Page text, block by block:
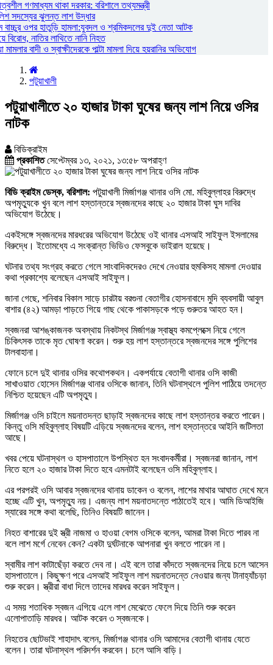
গণমাধ্যম থাকা দরকার: বরিশালে তথ্যমন্ত্রী
সদস্যের ঝুলন্ত লাশ উদ্ধার
বাচ্চুর ওপর হাতুড়ি হামলা:যুবদল ও শ্রমিকদলের দুই নেতা আটক
বিরোধ, নাতির লাথিতে নানি নিহত
বাদী ও স্বাক্ষীদেরকে পাল্টা মামলা দিয়ে হয়রানির অভিযোগ
পটুয়াখালী
পটুয়াখালীতে ২০ হাজার টাকা ঘুষের জন্য লাশ নিয়ে ওসির
নাটক
বিডিক্রাইম
প্রকাশিতসেপ্টেম্বর ১৩, ২০২১, ১৩:৫৮ অপরাহ্ণ
বিডি ক্রাইম ডেস্ক, বরিশাল: পটুয়াখালী মির্জাগঞ্জ থানার ওসি মো. মহিবুল্লাহর বিরুদ্ধে
অপমৃত্যুকে খুন বলে লাশ হস্তান্তরে স্বজনদের কাছে ২০ হাজার টাকা ঘুস দাবির
অভিযোগ উঠেছে।
একইসঙ্গে স্বজনদের মারধরের অভিযোগ উঠেছে ওই থানার এসআই সাইফুল ইসলামের
বিরুদ্ধে। ইতোমধ্যে এ সংক্রান্ত ভিডিও ফেসবুকে ভাইরাল হয়েছে।
ঘটনার তথ্য সংগ্রহ করতে গেলে সাংবাদিকদেরও দেখে নেওয়ার হুমকিসহ মামলা দেওয়ার
কথা প্রকাশ্যে বলেছেন এসআই সাইফুল।
জানা গেছে, শনিবার বিকাল সাড়ে চারটায় বরগুনা বেতাগীর হোসনাবাদে মুদি ব্যবসায়ী আবুল
বাশার (৪২) আমড়া পাড়তে গিয়ে গাছ থেকে পাকাসড়কে পড়ে গুরুতর আহত হন।
স্বজনরা আশঙ্কাজনক অবস্থায় নিকটস্থ মির্জাগঞ্জ স্বাস্থ্য কমপ্লেক্সে নিয়ে গেলে
চিকিৎসক তাকে মৃত ঘোষণা করেন। শুরু হয় লাশ হস্তান্তরে স্বজনদের সঙ্গে পুলিশের
টালবাহানা।
ফোনে চলে দুই থানার ওসির কথোপকথন। একপর্যায়ে বেতাগী থানার ওসি কাজী
সাখাওয়াত হোসেন মির্জাগঞ্জ থানার ওসিকে জানান, তিনি ঘটনাস্থলে পুলিশ পাঠিয়ে তদন্তে
নিশ্চিত হয়েছেন এটি অপমৃত্যু।
মির্জাগঞ্জ ওসি চাইলে ময়নাতদন্ত ছাড়াই স্বজনদের কাছে লাশ হস্তান্তর করতে পারেন।
কিন্তু ওসি মহিবুল্লাহ বিষয়টি এড়িয়ে স্বজনদের বলেন, লাশ হস্তান্তরে আইনি জটিলতা
আছে।
খবর পেয়ে ঘটনাস্থল ও হাসপাতালে উপস্থিত হন সংবাদকর্মীরা। স্বজনরা জানান, লাশ
নিতে হলে ২০ হাজার টাকা দিতে হবে এমনটাই বলেছেন ওসি মহিবুল্লাহ।
এর পরপরই ওসি আবার স্বজনদের থানায় ডাকেন ও বলেন, লাশের মাথার আঘাত দেখে মনে
হচ্ছে এটি খুন, অপমৃত্যু নয়। এজন্য লাশ ময়নাতদন্তে পাঠাতেই হবে। আমি ডিআইজি
স্যারের সঙ্গে কথা বলেছি, তিনিও বিষয়টি জানেন।
নিহত বাশারের দুই স্ত্রী নাজমা ও হাওয়া বেগম ওসিকে বলেন, আমরা টাকা দিতে পারব না
বলে লাশ মর্গে নেবেন কেন? একটা দুর্ঘটনাকে আপনারা খুন বলতে পারেন না।
স্বামীর লাশ কাটাছেঁড়া করতে দেব না। এই বলে তারা কাঁদতে স্বজনদের নিয়ে চলে আসেন
হাসপাতালে। কিছুক্ষণ পরে এসআই সাইফুল লাশ ময়নাতদন্তে নেওয়ার জন্য টানাহ্যাঁচড়া
শুরু করেন। স্ত্রীরা বাধা দিলে তাদের মারধর করেন সাইফুল।
এ সময় শতাধিক স্বজন এগিয়ে এলে লাশ মেঝেতে ফেলে দিয়ে তিনি শুরু করেন
এলোপাতাড়ি মারধর। আটক করেন ৩ স্বজনকে।
নিহতের ছোটভাই শাহাদাৎ বলেন, মির্জাগঞ্জ থানার ওসি আমাদের বেতাগী থানায় যেতে
বলেন। তারা ঘটনাস্থল পরিদর্শন করবেন। চলে আসি বাড়ি।